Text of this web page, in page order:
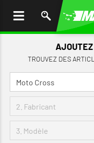
AJOUTEZ
TROUVEZ DES